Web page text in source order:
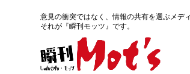
意見の衝突ではなく、情報の共有を選ぶメディ
それが『瞬刊モッツ』です。